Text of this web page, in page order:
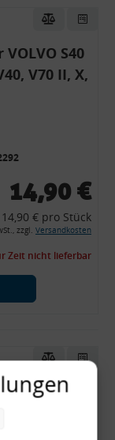
S40
V70 II, X,
14,90 €
14,90 € pro Stück
zzgl. Versandkosten
Zeit nicht lieferbar
190